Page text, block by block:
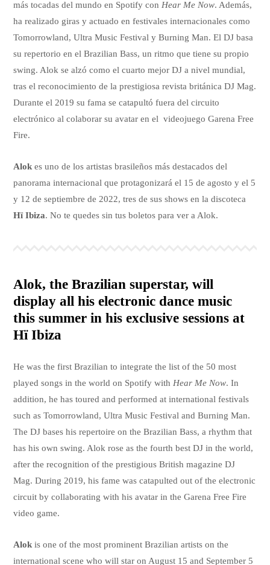
más tocadas del mundo en Spotify con Hear Me Now. Además,
ha realizado giras y actuado en festivales internacionales como
Tomorrowland, Ultra Music Festival y Burning Man. El DJ basa
su repertorio en el Brazilian Bass, un ritmo que tiene su propio
swing. Alok se alzó como el cuarto mejor DJ a nivel mundial,
tras el reconocimiento de la prestigiosa revista británica DJ Mag.
Durante el 2019 su fama se catapultó fuera del circuito
electrónico al colaborar su avatar en el videojuego Garena Free
Fire.
Alok es uno de los artistas brasileños más destacados del
panorama internacional que protagonizará el 15 de agosto y el 5
y 12 de septiembre de 2022, tres de sus shows en la discoteca
Hï Ibiza. No te quedes sin tus boletos para ver a Alok.
Alok, the Brazilian superstar, will
display all his electronic dance music
this summer in his exclusive sessions at
Hï Ibiza
He was the first Brazilian to integrate the list of the 50 most
played songs in the world on Spotify with Hear Me Now. In
addition, he has toured and performed at international festivals
such as Tomorrowland, Ultra Music Festival and Burning Man.
The DJ bases his repertoire on the Brazilian Bass, a rhythm that
has his own swing. Alok rose as the fourth best DJ in the world,
after the recognition of the prestigious British magazine DJ
Mag. During 2019, his fame was catapulted out of the electronic
circuit by collaborating with his avatar in the Garena Free Fire
video game.
Alok is one of the most prominent Brazilian artists on the
international scene who will star on August 15 and September 5